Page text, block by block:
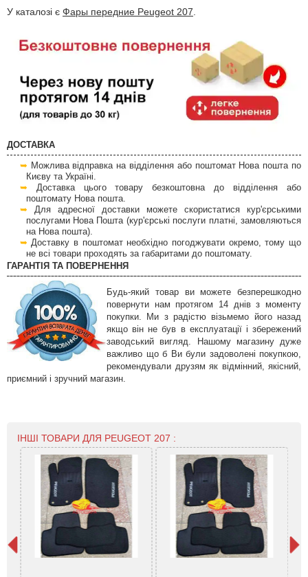
У каталозі є Фары передние Peugeot 207
ДОСТАВКА
Можлива відправка на відділення або поштомат Нова пошта по
Києву та Україні.
Доставка цього товару безкоштовна до відділення або
поштомату Нова пошта.
Для адресної доставки можете скористатися кур'єрськими
послугами Нова Пошта (кур'єрські послуги платні, замовляються
на Нова пошта).
Доставку в поштомат необхідно погоджувати окремо, тому що
не всі товари проходять за габаритами до поштомату.
ГАРАНТІЯ ТА ПОВЕРНЕННЯ
Будь-який товар ви можете безперешкодно
повернути нам протягом 14 днів з моменту
покупки. Ми з радістю візьмемо його назад
якщо він не був в експлуатації і збережений
заводський вигляд. Нашому магазину дуже
важливо що б Ви були задоволені покупкою,
рекомендували друзям як відмінний, якісний,
приємний і зручний магазин.
ІНШІ ТОВАРИ ДЛЯ PEUGEOT 207 :